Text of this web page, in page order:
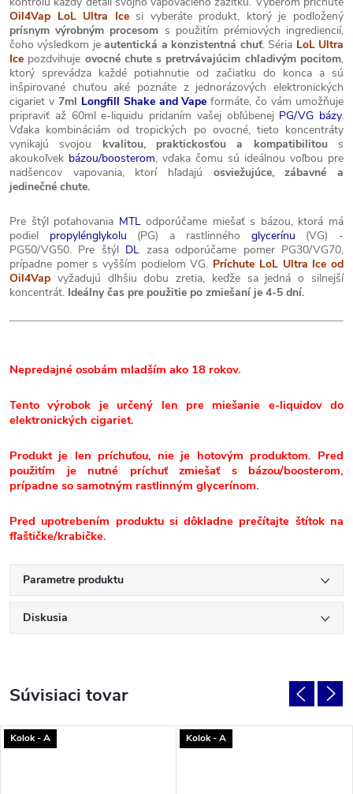
Oil4Vap LoL Ultra Icesi vyberáte produkt, ktorý je podložený
prísnym výrobným procesom s použitím prémiových ingrediencií,
čoho výsledkom jeautentická a konzistentná chuť. Séria LoL Ultra
Ice pozdvihuje ovocné chute s pretrvávajúcim chladivým pocitom,
ktorý sprevádza každé potiahnutie od začiatku do konca a sú
inšpirované chuťou aké poznáte z jednorázových elektronických
cigariet v 7ml Longfill Shake and Vape formáte, čo vám umožňuje
pripraviť až 60ml e-liquidu pridaním vašej obľúbenej PG/VG bázy.
Vďaka kombináciám od tropických po ovocné, tieto koncentráty
vynikajú svojou kvalitou, praktickosťou a kompatibilitous
akoukoľvek bázou/boosterom, vďaka čomu sú ideálnou voľbou pre
nadšencov vapovania, ktorí hľadajú osviežujúce, zábavné a
jedinečné chute.
Pre štýl poťahovania MTLodporúčame miešať s bázou, ktorá má
podiel propylénglykolu (PG) a rastlinného glycerínu (VG) -
PG50/VG50. Pre štýl DL zasa odporúčame pomer PG30/VG70,
prípadne pomer s vyšším podielom VG. Príchute LoL Ultra Ice od
Oil4Vap vyžadujú dlhšiu dobu zretia, keďže sa jedná o silnejší
koncentrát. Ideálny čas pre použitie po zmiešaní je 4-5 dní.
Nepredajné osobám mladším ako 18 rokov.
Tento výrobok je určený len pre miešanie e-liquidov do
elektronických cigariet.
Produkt je len príchuťou, nie je hotovým produktom. Pred
použitím je nutné príchuť zmiešať s bázou/boosterom,
prípadne so samotným rastlinným glycerínom.
Pred upotrebením produktu si dôkladne prečítajte štítok na
fľaštičke/krabičke.
Parametre produktu
Diskusia
Súvisiaci tovar
Kolok - A Kolok - A